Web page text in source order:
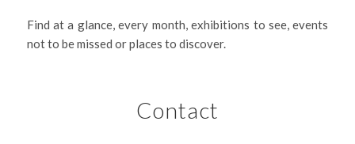
Find at a glance, every month, exhibitions to see, events
not to be missed or places to discover.
Contact